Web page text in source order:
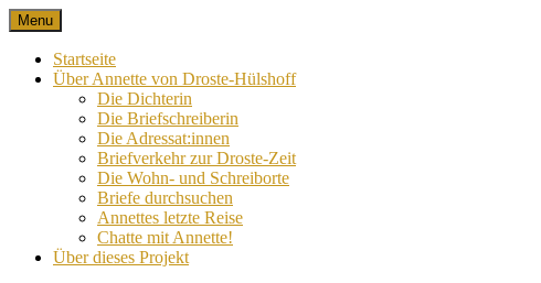
Skip
to
content
Nach 100 Jahren
Annette von Droste-Hülshoff in Briefen
Menu
Startseite
Über Annette von Droste-Hülshoff
Die Dichterin
Die Briefschreiberin
Die Adressat:innen
Briefverkehr zur Droste-Zeit
Die Wohn- und Schreiborte
Briefe durchsuchen
Annettes letzte Reise
Chatte mit Annette!
Über dieses Projekt